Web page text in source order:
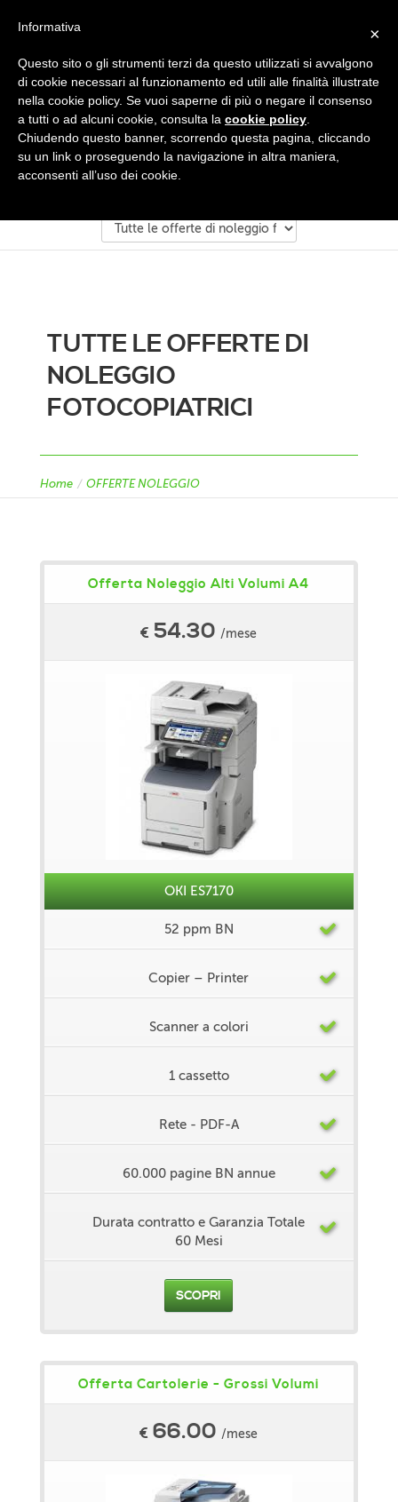
TUTTE LE OFFERTE DI
NOLEGGIO
FOTOCOPIATRICI
Home / OFFERTE NOLEGGIO
Offerta Noleggio Alti Volumi A4
€ 54.30/mese
OKI ES7170
52 ppm BN
Copier – Printer
Scanner a colori
1 cassetto
Rete - PDF-A
60.000 pagine BN annue
Durata contratto e Garanzia Totale
60 Mesi
SCOPRI
Offerta Cartolerie - Grossi Volumi
€ 66.00/mese
×
Informativa
Questo sito o gli strumenti terzi da questo utilizzati si avvalgono
di cookie necessari al funzionamento ed utili alle finalità illustrate
nella cookie policy. Se vuoi saperne di più o negare il consenso
a tutti o ad alcuni cookie, consulta la cookie policy
Chiudendo questo banner, scorrendo questa pagina, cliccando
su un link o proseguendo la navigazione in altra maniera,
acconsenti all’uso dei cookie.